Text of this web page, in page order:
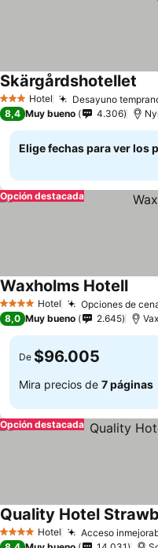
3 Estrellas
Hotel Desayuno
Skärgårdshotellet
8,4 Muy bueno 4.306
Elige fechas para ver los
Opción destacada
4 EstrellasHotel Opciones de
Waxholms HotellVer
8,0 Muy bueno 2.645
De $96.005
Mira precios de 7 páginas
Opción destacada
4 EstrellasHotel Acceso
Quality Hotel